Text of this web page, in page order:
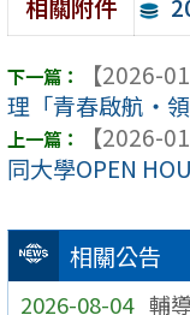
相關公告
2026-08-04 輔
相關附件
【2026-
理「青春啟航・
【2026-
同大學OPEN